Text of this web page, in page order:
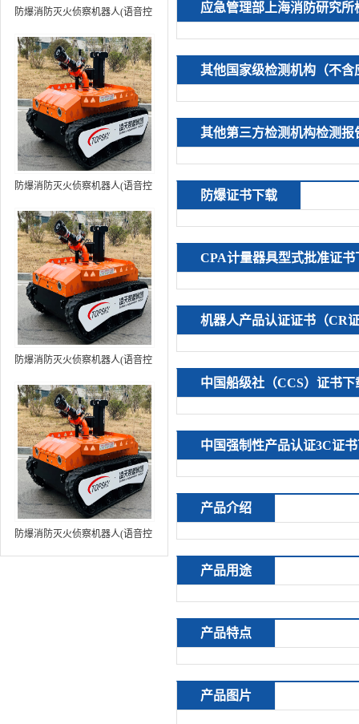
防爆消防灭火侦察机器人(语音控
MC80BD（第6代）
防爆消防灭火侦察机器人(语音控
RXR-MC80BD（第7代）
防爆消防灭火侦察机器人(语音控
火焰）中型RXR-MC80BD（第8
代）
防爆消防灭火侦察机器人(语音控
制+跟随功能+5G控制+水炮跟踪
应急管理部上海消防研究所
其他国家级检测机构（不
其他第三方检测机构检测报
防爆证书下载
CPA计量器具型式批准证书
机器人产品认证证书（CR
中国船级社（CCS）证书下
中国强制性产品认证3C证
产品介绍
产品用途
产品特点
产品图片